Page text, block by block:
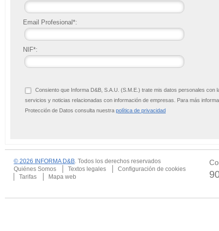
Email Profesional*:
NIF*:
Consiento que Informa D&B, S.A.U. (S.M.E.) trate mis datos personales
servicios y noticias relacionadas con información de empresas. Para más
Protección de Datos consulta nuestra política de privacidad
© 2026 INFORMA D&B. Todos los derechos reservados
Quiénes Somos
Textos legales
Configuración de cookies
Tarifas
Mapa web